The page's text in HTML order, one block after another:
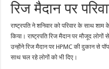
रिज मैदान पर
राष्ट्रपति ने शनिवार को परिवार के साथ
किया। राष्ट्रपति रिज मैदान पर मौजूद
उन्होंने रिज मैदान पर HPMC की दुकान से
साथ चल रहे लोगों को भी दिए।